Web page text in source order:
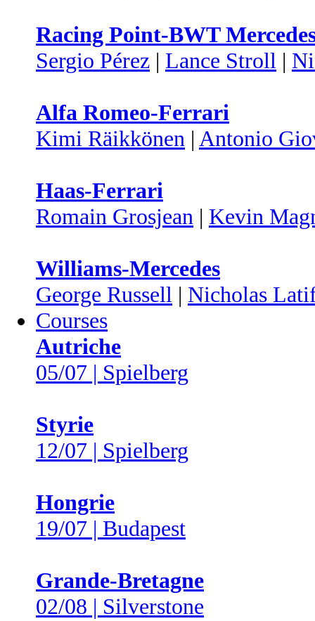
Racing Point-BWT
Sergio Pérez | Lance Stroll |
Alfa Romeo-Ferrari
Kimi Räikkönen | Antonio
Haas-Ferrari
Romain Grosjean | Kevin
Williams-Mercedes
George Russell | Nicholas
Courses
Autriche
05/07 | Spielberg
Styrie
12/07 | Spielberg
Hongrie
19/07 | Budapest
Grande-Bretagne
02/08 | Silverstone